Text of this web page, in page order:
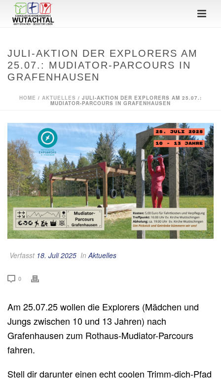
JULI-AKTION DER EXPLORERS AM
25.07.: MUDIATOR-PARCOURS IN
GRAFENHAUSEN
HOME / AKTUELLES / JULI-AKTION DER EXPLORERS AM 25.07.:
MUDIATOR-PARCOURS IN GRAFENHAUSEN
Verfasst 18. Juli 2025 InAktuelles
0
Am 25.07.25 wollen die Explorers (Mädchen und
Jungs zwischen 10 und 13 Jahren) nach
Grafenhausen zum Rothaus-Mudiator-Parcours
fahren.
Stell dir darunter einen echt coolen Trimm-dich-Pfad